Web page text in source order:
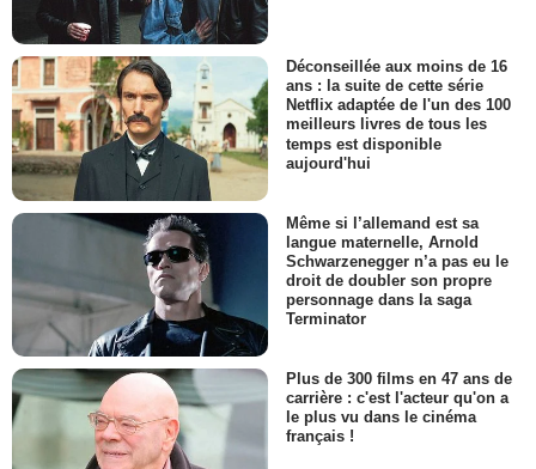
Déconseillée aux moins de 16
ans : la suite de cette série
Netflix adaptée de l'un des 100
meilleurs livres de tous les
temps est disponible
aujourd'hui
Même si l’allemand est sa
langue maternelle, Arnold
Schwarzenegger n’a pas eu le
droit de doubler son propre
personnage dans la saga
Terminator
Plus de 300 films en 47 ans de
carrière : c'est l'acteur qu'on a
le plus vu dans le cinéma
français !